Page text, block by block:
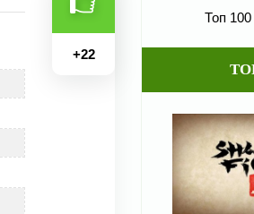
+22
Топ 100